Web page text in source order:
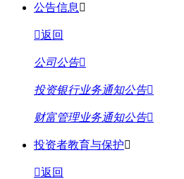
公告信息
返回
公司公告
投资银行业务通知公告
财富管理业务通知公告
投资者教育与保护
返回